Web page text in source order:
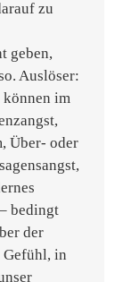
zu
geben,
Auslöser:
können im
Über- oder
bedingt
der
Gefühl, in